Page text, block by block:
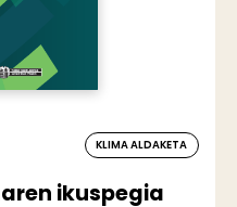
KLIMA ALDAKETA
ikuspegia